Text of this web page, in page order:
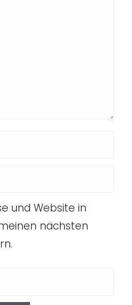
und Website in
nächsten